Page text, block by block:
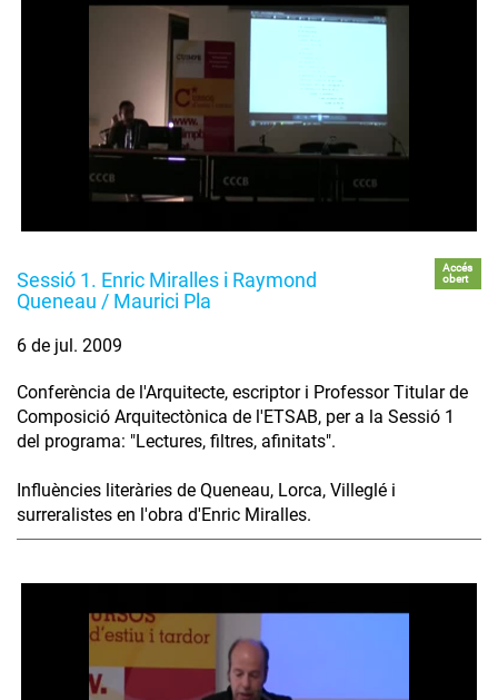
Sessió 1. Enric Miralles i Raymond
Queneau / Maurici Pla
Accés
obert
6 de jul. 2009
Conferència de l'Arquitecte, escriptor i Professor Titular de
Composició Arquitectònica de l'ETSAB, per a la Sessió 1
del programa: "Lectures, filtres, afinitats".
Influències literàries de Queneau, Lorca, Villeglé i
surreralistes en l'obra d'Enric Miralles.